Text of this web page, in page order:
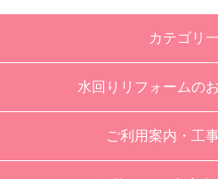
カテゴリ
水回りリフォームの
ご利用案内・工